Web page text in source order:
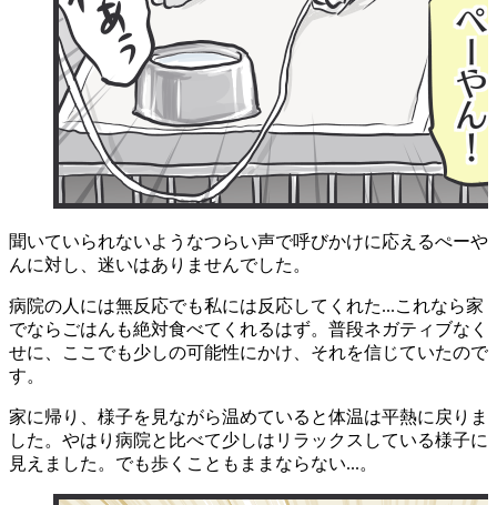
聞いていられないようなつらい声で呼びかけに応えるぺーや
んに対し、迷いはありませんでした。
病院の人には無反応でも私には反応してくれた...これなら家
でならごはんも絶対食べてくれるはず。普段ネガティブなく
せに、ここでも少しの可能性にかけ、それを信じていたので
す。
家に帰り、様子を見ながら温めていると体温は平熱に戻りま
した。やはり病院と比べて少しはリラックスしている様子に
見えました。でも歩くこともままならない...。